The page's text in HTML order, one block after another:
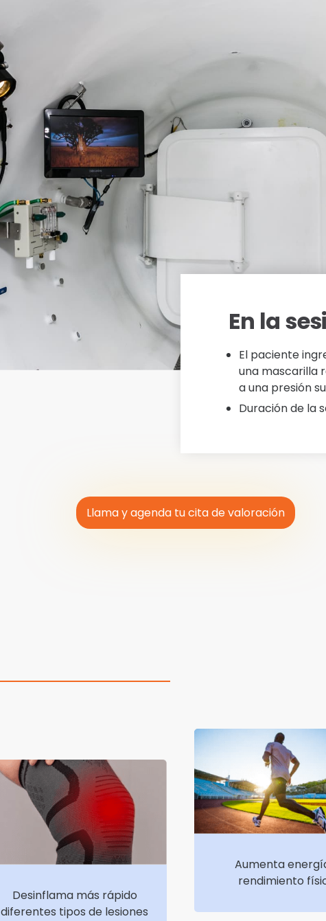
En la
El paciente
una mascarilla
a una presión
Duración de la
Llama y agenda tu cita de valoración
Desinflama más rápido
diferentes tipos de lesiones
Aumenta
rendimiento